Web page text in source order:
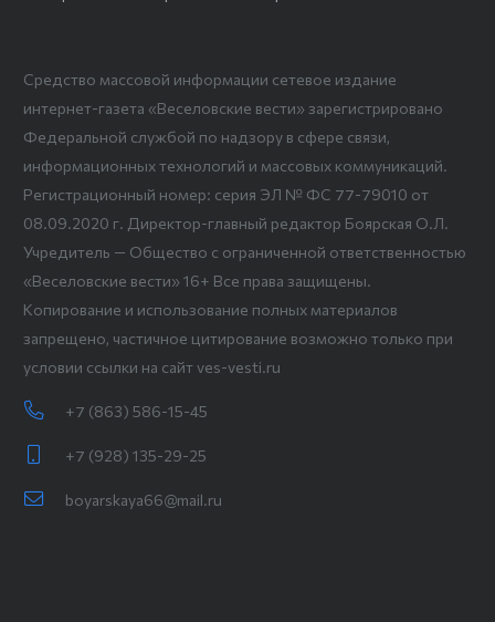
Средство массовой информации сетевое издание
интернет-газета «Веселовские вести» зарегистрировано
Федеральной службой по надзору в сфере связи,
информационных технологий и массовых коммуникаций.
Регистрационный номер: серия ЭЛ № ФС 77-79010 от
08.09.2020 г. Директор-главный редактор Боярская О.Л.
Учредитель — Общество с ограниченной ответственностью
«Веселовские вести» 16+ Все права защищены.
Копирование и использование полных материалов
запрещено, частичное цитирование возможно только при
условии ссылки на сайт ves-vesti.ru
+7 (863) 586-15-45
+7 (928) 135-29-25
boyarskaya66@mail.ru